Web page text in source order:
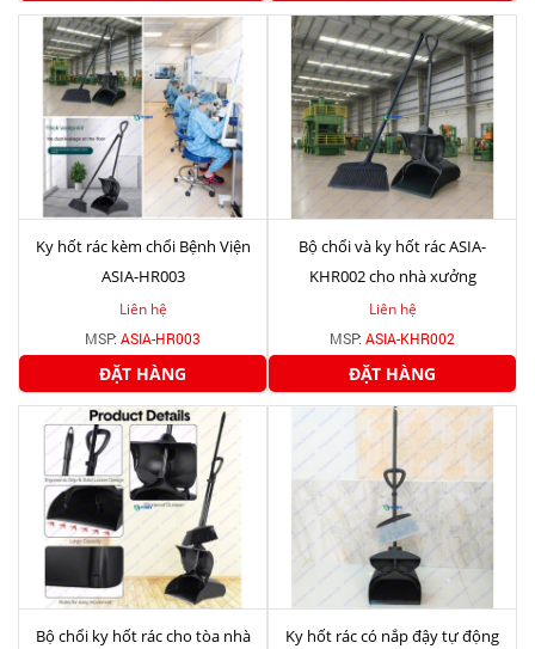
Ky hốt rác kèm chổi Bệnh Viện
ASIA-HR003
Liên hệ
MSP: ASIA-HR003
ĐẶT HÀNG
Bộ chổi và ky hốt rác ASIA-
KHR002 cho nhà xưởng
Liên hệ
MSP: ASIA-KHR002
ĐẶT HÀNG
Bộ chổi ky hốt rác cho tòa nhà
Ky hốt rác có nắp đậy tự động